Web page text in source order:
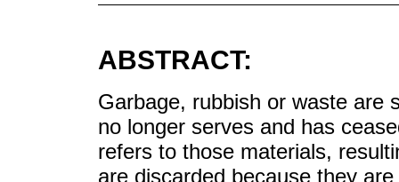
ABSTRACT:
Garbage, rubbish or waste are
no longer serves and has
refers to those materials,
are discarded because they